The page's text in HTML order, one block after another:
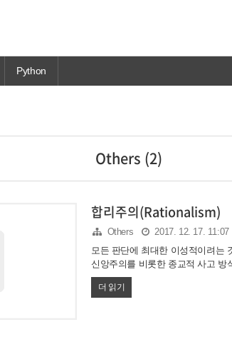
Python
Others (2)
합리주의(Rationalism)
Others
2017. 12. 17. 11:07
모든 판단에 최대한 이성적이려는
신앙주의를 비롯한 종교적 사고 방
철학이자 관념이다. 이성론이나 합
크게 대립되는 것이 아니고, 경험
더 읽기